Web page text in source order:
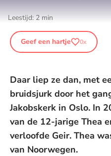
Leestijd:2min
Geef een hartje 0x
Daar liep ze dan, met
bruidsjurk door het
Jakobskerk in Oslo. In
van de 12-jarige Thea
verloofde Geir. Thea
van Noorwegen.